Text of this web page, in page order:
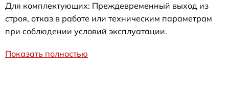
Для комплектующих: Преждевременный выход из
строя, отказ в работе или техническим параметрам
при соблюдении условий эксплуатации.
Показать полностью